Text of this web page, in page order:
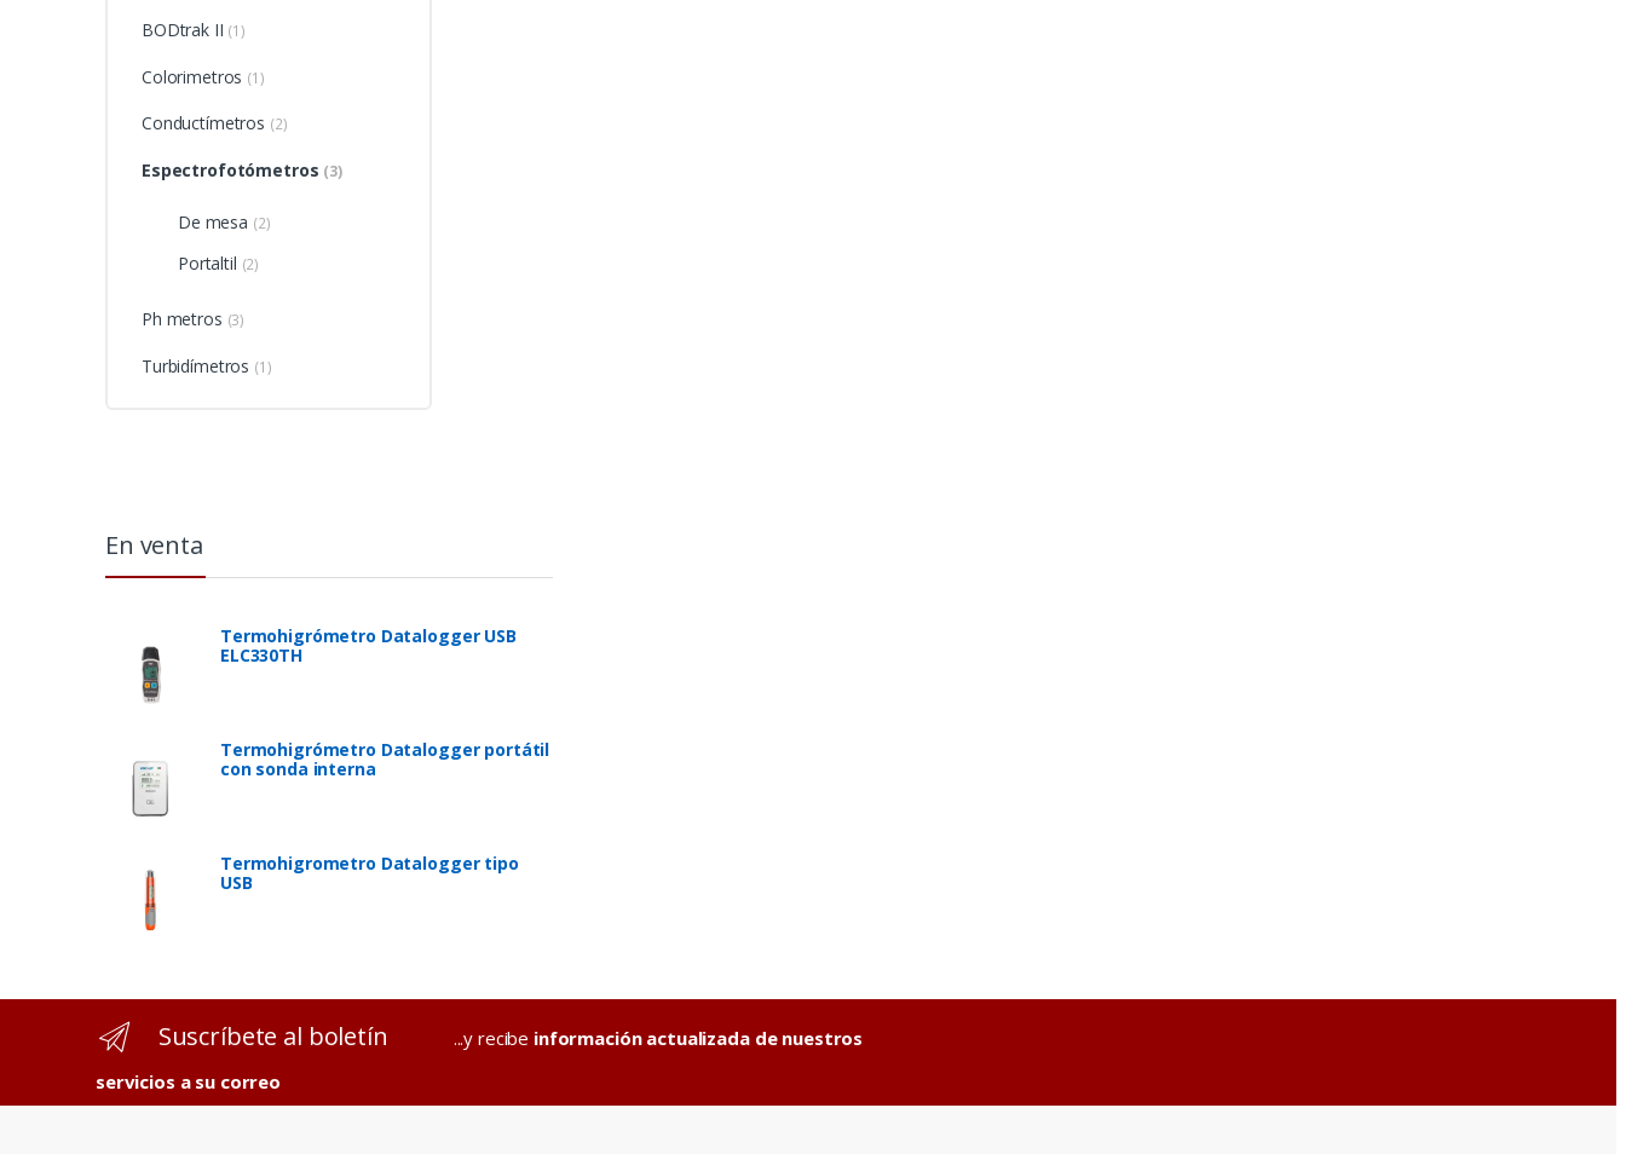
BODtrak II (1)
Colorimetros (1)
Conductímetros (2)
Espectrofotómetros (3)
De mesa (2)
Portaltil (2)
Ph metros (3)
Turbidímetros (1)
En venta
Termohigrómetro Datalogger USB
ELC330TH
Termohigrómetro Datalogger portátil
con sonda interna
Termohigrometro Datalogger tipo
USB
Suscríbete al boletín ...y recibe información actualizada de nuestros
servicios a su correo